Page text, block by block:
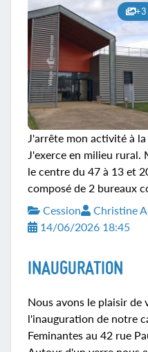
maternité. Nous
astreinte de jour ou de
astreinte (9h-17h) pour...
+3
J'arrête mon activité à la
J'exerce en milieu rural.
le centre du 47 à 13 et 20
composé de 2 bureaux
chacun dans un village
d'entrée qui fait office de
En plus de toutes les
patientes pour du suivi
Cession
Christine
14/06/2026 18:45
INAUGURATION
Nous avons le plaisir de
l'inauguration de notre
Feminantes au 42 rue